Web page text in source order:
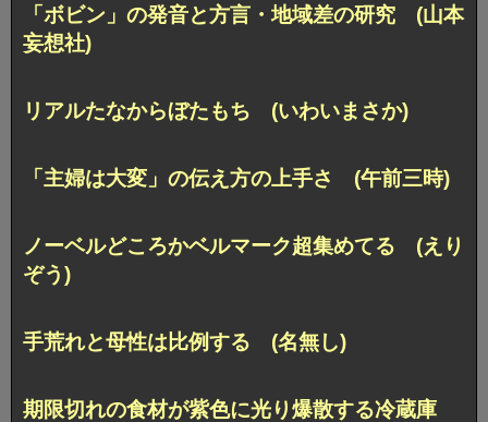
「ボビン」の発音と方言・地域差の研究 (山本
妄想社)
リアルたなからぼたもち (いわいまさか)
「主婦は大変」の伝え方の上手さ (午前三時)
ノーベルどころかベルマーク超集めてる (えり
ぞう)
手荒れと母性は比例する (名無し)
期限切れの食材が紫色に光り爆散する冷蔵庫